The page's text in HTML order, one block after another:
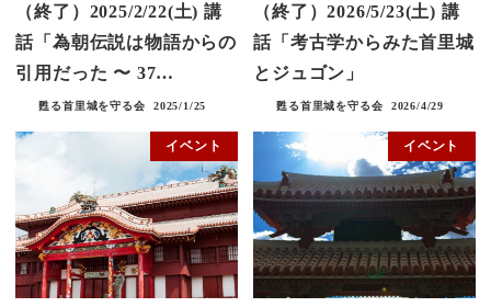
（終了）2025/2/22(土) 講
話「為朝伝説は物語からの
引用だった 〜 37…
甦る首里城を守る会 2025/1/25
（終了）2026/5/23(土) 講
話「考古学からみた首里城
とジュゴン」
甦る首里城を守る会 2026/4/29
イベント イベント